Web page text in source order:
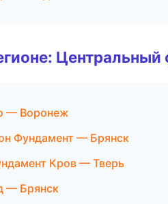
— Воронеж
Фундамент — Брянск
Кров — Тверь
— Брянск